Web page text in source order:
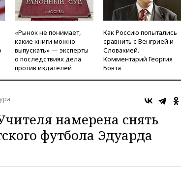
«Рынок не понимает,
какие книги можно
выпускать» — эксперты
о последствиях дела
против издателей
Как Россию попытались
сравнить с Венгрией и
Словакией.
Комментарий Георгия
Бовта
намерена снять
футбола Эдуарда